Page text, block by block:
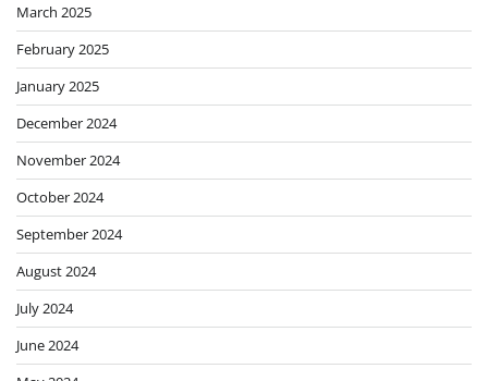
March 2025
February 2025
January 2025
December 2024
November 2024
October 2024
September 2024
August 2024
July 2024
June 2024